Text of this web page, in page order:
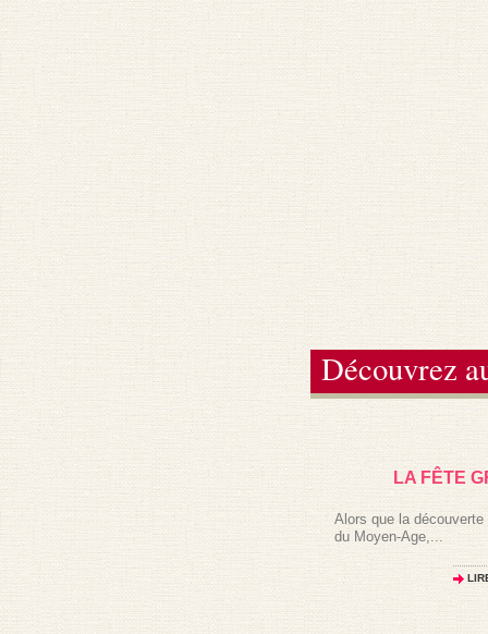
Découvrez
LA FÊTE
Alors que la découverte
du Moyen-Age,...